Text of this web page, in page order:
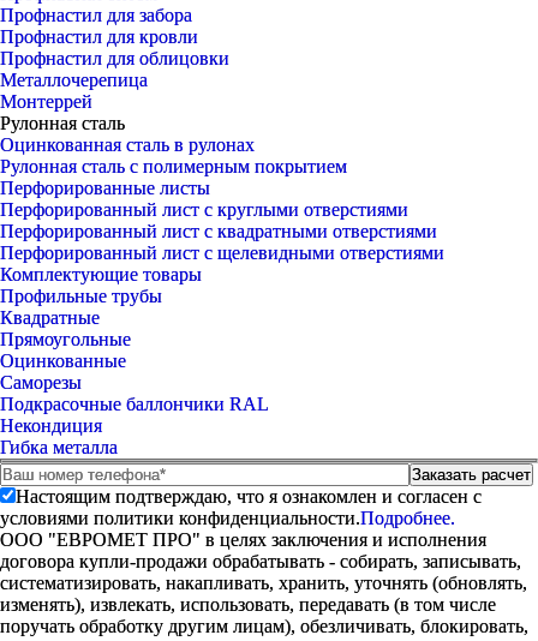
Профнастил для забора
Профнастил для кровли
Профнастил для облицовки
Металлочерепица
Монтеррей
Рулонная сталь
Оцинкованная сталь в рулонах
Рулонная сталь с полимерным покрытием
Перфорированные листы
Перфорированный лист с круглыми отверстиями
Перфорированный лист с квадратными отверстиями
Перфорированный лист с щелевидными отверстиями
Комплектующие товары
Профильные трубы
Квадратные
Прямоугольные
Оцинкованные
Саморезы
Подкрасочные баллончики RAL
Некондиция
Гибка металла
Настоящим подтверждаю, что я ознакомлен и согласен с
условиями политики конфиденциальности.Подробнее.
ООО "ЕВРОМЕТ ПРО" в целях заключения и исполнения
договора купли-продажи обрабатывать - собирать, записывать,
систематизировать, накапливать, хранить, уточнять (обновлять,
изменять), извлекать, использовать, передавать (в том числе
поручать обработку другим лицам), обезличивать, блокировать,